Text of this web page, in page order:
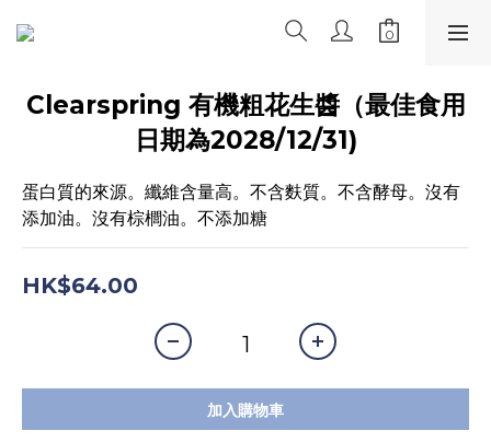
Clearspring 有機粗花生醬（最佳食用
日期為2028/12/31)
蛋白質的來源。纖維含量高。不含麩質。不含酵母。沒有
添加油。沒有棕櫚油。不添加糖
HK$64.00
加入購物車